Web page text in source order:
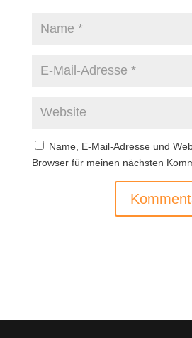
Name, E-Mail-Adresse und
Browser für meinen nächsten